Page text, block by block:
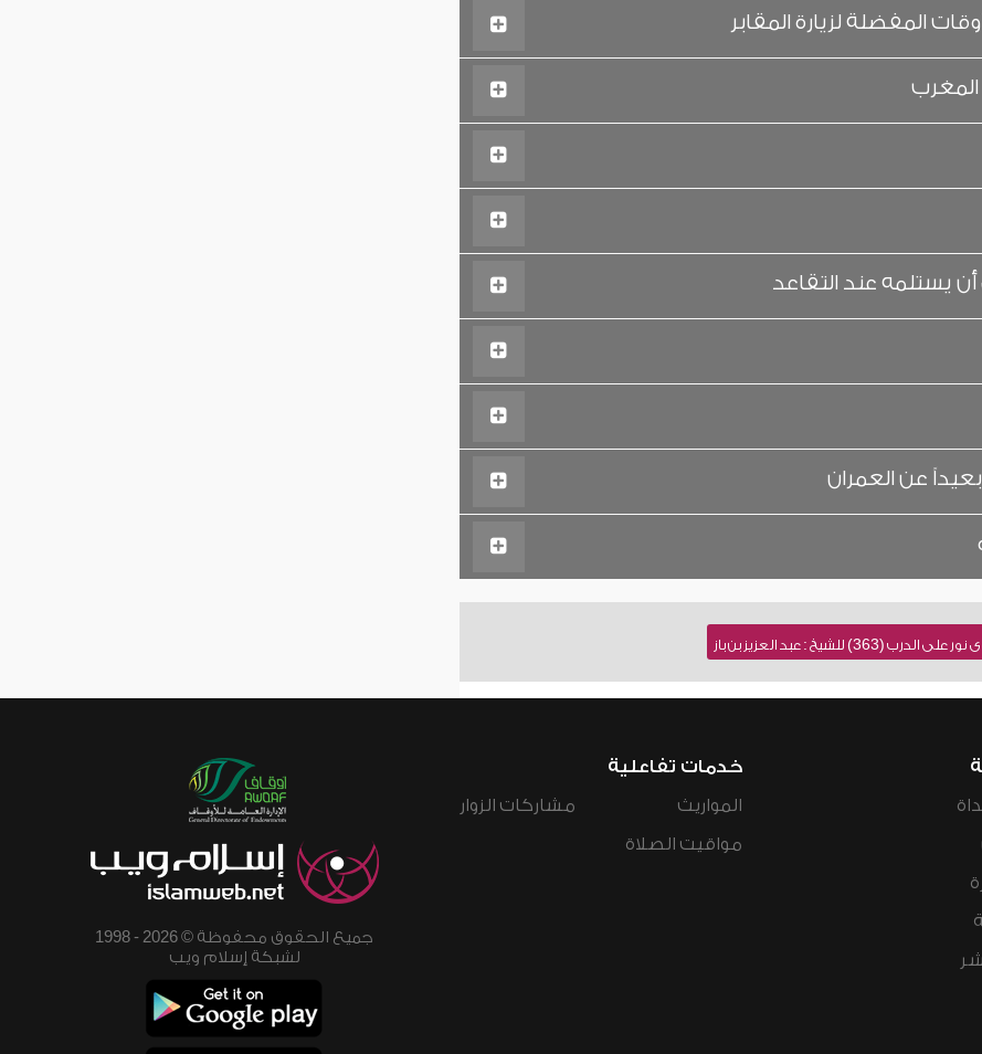
المفضلة لزيارة المقابر
يستلمه عند التقاعد
عن العمران
للشيخ : عبد العزيز بن باز
خدمات تفاعلية
المواريث
مواقيت الصلاة
مشاركات الزوار
جميع الحقوق محفوظة © 2026 - 1998
لشبكة إسلام ويب